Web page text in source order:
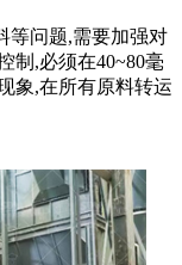
等问题,需要加强对
制,必须在40~80毫
象,在所有原料转运